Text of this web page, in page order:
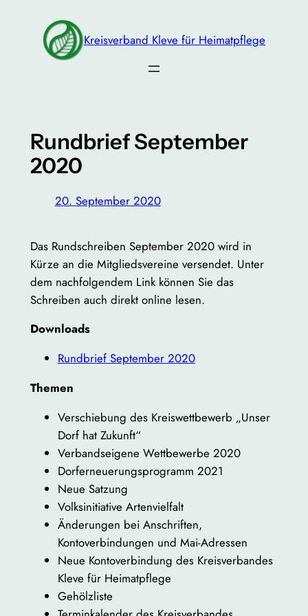
springen
Kreisverband Kleve für Heimatpflege
Rundbrief September
2020
20. September 2020
Das Rundschreiben September 2020 wird in
Kürze an die Mitgliedsvereine versendet. Unter
dem nachfolgendem Link können Sie das
Schreiben auch direkt online lesen.
Downloads
Rundbrief September 2020
Themen
Verschiebung des Kreiswettbewerb „Unser
Dorf hat Zukunft“
Verbandseigene Wettbewerbe 2020
Dorferneuerungsprogramm 2021
Neue Satzung
Volksinitiative Artenvielfalt
Änderungen bei Anschriften,
Kontoverbindungen und Mai-Adressen
Neue Kontoverbindung des Kreisverbandes
Kleve für Heimatpflege
Gehölzliste